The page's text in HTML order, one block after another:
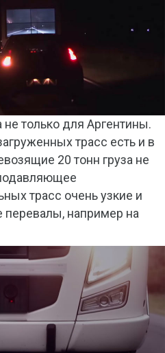
только для Аргентины.
трасс есть и в
20 тонн груза не
трасс очень узкие и
перевалы, например на